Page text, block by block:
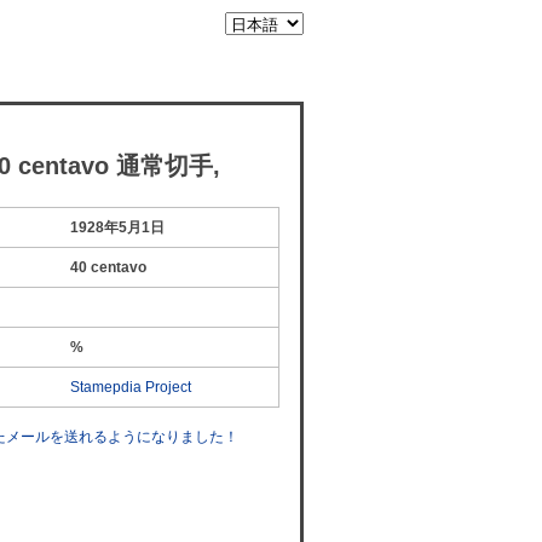
centavo 通常切手,
1928年5月1日
40 centavo
%
Stamepdia Project
ールを送れるようになりました！